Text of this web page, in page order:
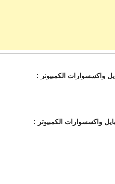
واكسسوارات الكمبيوتر :
واكسسوارات الكمبيوتر :